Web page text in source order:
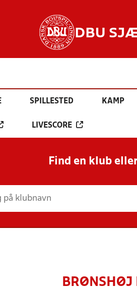
DBU
SPILLESTED KAMP
LIVESCORE
Find en klub
BRØNSHØJ